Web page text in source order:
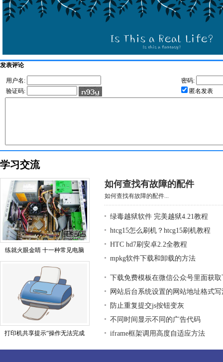
发表评论
用户名:
密码:
验证码:
匿名发表
学习交流
练就火眼金睛 十一种常见电脑
打印机共享提示“操作无法完成
如何查找有故障的配件
如何查找有故障的配件...
绿毒越狱软件 完美越狱4.21教程
htcg15怎么刷机？htcg15刷机教程
HTC hd7刷安卓2.2全教程
mpkg软件下载和卸载的方法
下载免费模板在微信公众号里面获
网站后台系统设置的网站地址格式写
防止重复提交js按钮变灰
不同时间显示不同的广告代码
iframe框架调用高度自适应方法